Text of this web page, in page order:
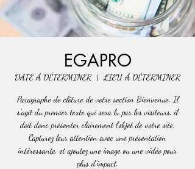
EGAPRO
DATE À DÉTERMINER
  |
LIEU À DÉTERMINER
Paragraphe de clôture de votre section Bienvenue. Il
s'agit du premier texte qui sera lu par les visiteurs, il
doit donc présenter clairement l'objet de votre site.
Capturez leur attention avec une présentation
intéressante, et ajoutez une image ou une vidéo pour
plus d'impact.